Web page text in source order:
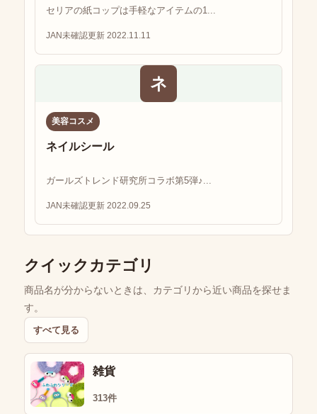
セリアの紙コップは手軽なアイテムの1...
JAN未確認更新 2022.11.11
ネ
美容コスメ
ネイルシール
ガールズトレンド研究所コラボ第5弾♪...
JAN未確認更新 2022.09.25
クイックカテゴリ
商品名が分からないときは、カテゴリから近い商品を探せま
す。
すべて見る
雑貨
313件